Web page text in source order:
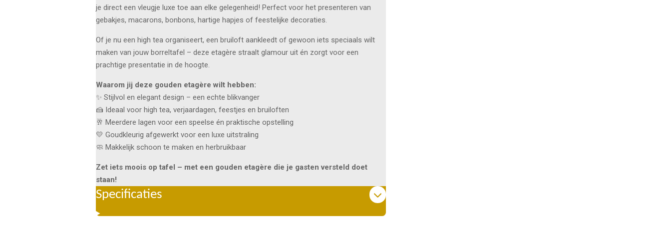
je direct een vleugje luxe toe aan elke gelegenheid! Perfect voor het presenteren van
gebakjes, macarons, bonbons, hartige hapjes of feestelijke decoraties.
Of je nu een high tea organiseert, een bruiloft aankleedt of gewoon iets speciaals wilt
maken van jouw borreltafel – deze etagère straalt glamour uit én zorgt voor een
prachtige presentatie in de hoogte.
Waarom jij deze gouden etagère wilt hebben:
✨ Stijlvol en elegant design – een echte blikvanger
🍰 Ideaal voor high tea, verjaardagen, feestjes en bruiloften
🥂 Meerdere lagen voor een speelse én praktische opstelling
💛 Goudkleurig afgewerkt voor een luxe uitstraling
🧼 Makkelijk schoon te maken en herbruikbaar
Zet iets moois op tafel – met een gouden etagère die je gasten versteld doet
staan!
Specificaties